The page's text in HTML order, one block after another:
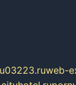
03223.ruweb-